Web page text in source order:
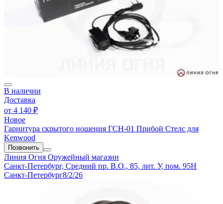
В наличии
Доставка
от 4 140 ₽
Новое
Гарнитура скрытого ношения ГСН-01 Прибой Стелс для
Kenwood
Позвонить
Линия Огня Оружейный магазин
Санкт-Петербург, Средний пр. В.О., 85, лит. У, пом. 95Н
Санкт-Петербург8/2/26